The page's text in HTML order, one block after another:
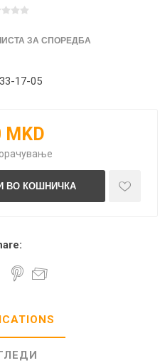
ЗА СПОРЕДБА
17-05
MKD